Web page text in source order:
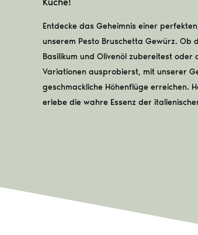
Küche!
Entdecke das Geheimnis einer
unserem Pesto Bruschetta Gewürz. Ob
Basilikum und Olivenöl zubereitest oder
Variationen ausprobierst, mit unserer
geschmackliche Höhenflüge erreichen.
erlebe die wahre Essenz der